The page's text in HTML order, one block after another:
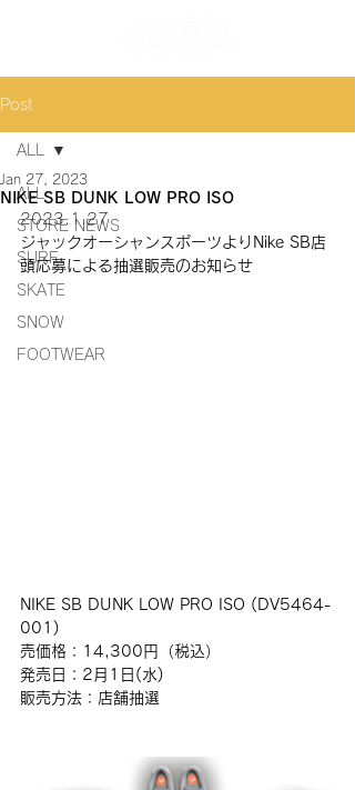
Post
ALL
STORE NEWS
SURF
SKATE
SNOW
FOOTWEAR
ALL
NIKE SB DUNK LOW PRO ISO
Jan 27, 2023
2023.1.27
ジャックオーシャンスポーツよりNike SB店
頭応募による抽選販売のお知らせ
NIKE SB DUNK LOW PRO ISO (DV5464-
001)
売価格：14,300円（税込）
発売日：2月1日(水)
販売方法：店舗抽選